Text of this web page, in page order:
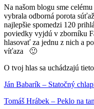
Na našom blogu sme
vybrala odborná porota
najlepšie spomedzi 120
poviedky vyjdú v zborníku
hlasovať za jednu z nich a
víťaza 🙂
O tvoj hlas sa uchádzajú
Ján Babarík – Statočný
Tomáš Hrábek – Peklo na